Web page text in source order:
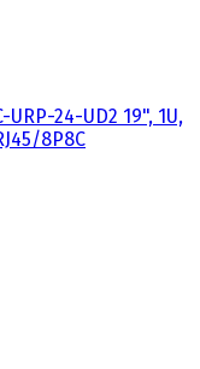
24-UD2 19", 1U,
8P8C